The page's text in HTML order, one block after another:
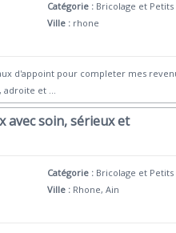
Catégorie : Bricolage et Petits
Ville : rhone
d'appoint pour completer mes
adroite et ...
avec soin, sérieux et
Catégorie : Bricolage et Petits
Ville : Rhone, Ain